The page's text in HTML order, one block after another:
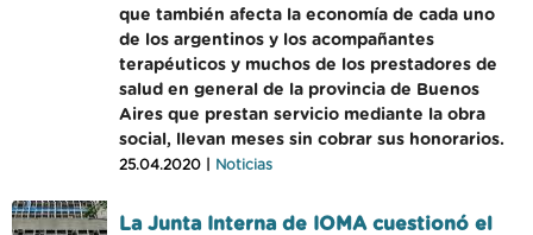
que también afecta la economía de cada uno
de los argentinos y los acompañantes
terapéuticos y muchos de los prestadores de
salud en general de la provincia de Buenos
Aires que prestan servicio mediante la obra
social, llevan meses sin cobrar sus honorarios.
25.04.2020 | Noticias
La Junta Interna de IOMA cuestionó el